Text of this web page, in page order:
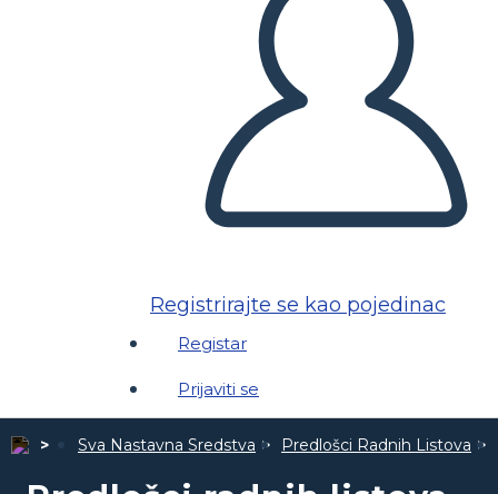
Registrirajte se kao pojedinac
Registar
Prijaviti se
Sva Nastavna Sredstva Predlošci Radnih Listova